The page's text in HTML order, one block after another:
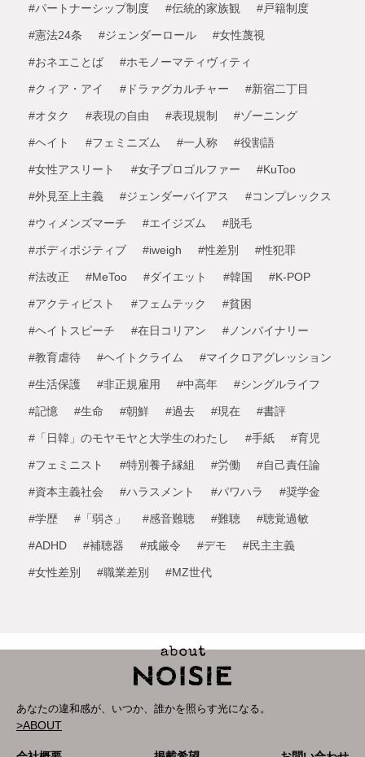
#パートナーシップ制度 #伝統的家族観 #戸籍制度
#憲法24条 #ジェンダーロール #女性蔑視
#おネエことば #ホモノーマティヴィティ
#クィア・アイ #ドラァグカルチャー #新宿二丁目
#オタク #表現の自由 #表現規制 #ゾーニング
#ヘイト #フェミニズム #一人称 #役割語
#女性アスリート #女子プロゴルファー #KuToo
#外見至上主義 #ジェンダーバイアス #コンプレックス
#ウィメンズマーチ #エイジズム #脱毛
#ボディポジティブ #iweigh #性差別 #性犯罪
#法改正 #MeToo #ダイエット #韓国 #K-POP
#アクティビスト #フェムテック #貧困
#ヘイトスピーチ #在日コリアン #ノンバイナリー
#教育虐待 #ヘイトクライム #マイクロアグレッション
#生活保護 #非正規雇用 #中高年 #シングルライフ
#記憶 #生命 #朝鮮 #過去 #現在 #書評
#「日韓」のモヤモヤと大学生のわたし #手紙 #育児
#フェミニスト #特別養子縁組 #労働 #自己責任論
#資本主義社会 #ハラスメント #パワハラ #奨学金
#学歴 #「弱さ」 #感音難聴 #難聴 #聴覚過敏
#ADHD #補聴器 #戒厳令 #デモ #民主主義
#女性差別 #職業差別 #MZ世代
あなたの違和感が、いつか、誰かを照らす光になる。
>ABOUT